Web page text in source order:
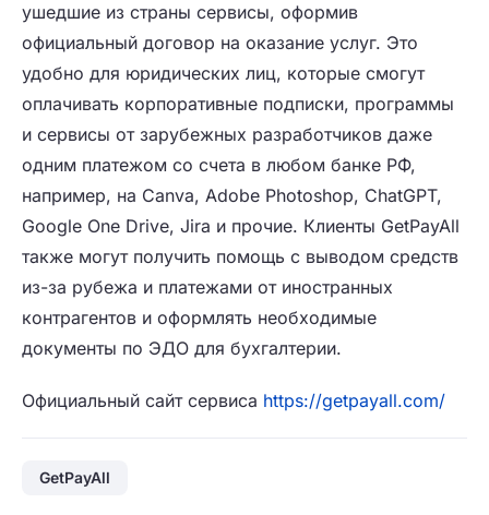
ушедшие из страны сервисы, оформив
официальный договор на оказание услуг. Это
удобно для юридических лиц, которые смогут
оплачивать корпоративные подписки, программы
и сервисы от зарубежных разработчиков даже
одним платежом со счета в любом банке РФ,
например, на Canva, Adobe Photoshop, ChatGPT,
Google One Drive, Jira и прочие. Клиенты GetPayAll
также могут получить помощь с выводом средств
из-за рубежа и платежами от иностранных
контрагентов и оформлять необходимые
документы по ЭДО для бухгалтерии.
Официальный сайт сервиса https://getpayall.com/
GetPayAll